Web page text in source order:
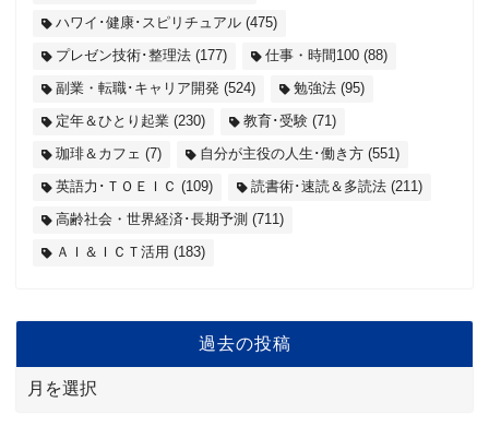
ハワイ･健康･スピリチュアル (475)
プレゼン技術･整理法 (177) 仕事・時間100 (88)
副業・転職･キャリア開発 (524) 勉強法 (95)
定年＆ひとり起業 (230) 教育･受験 (71)
珈琲＆カフェ (7) 自分が主役の人生･働き方 (551)
英語力･ＴＯＥＩＣ (109) 読書術･速読＆多読法 (211)
高齢社会・世界経済･長期予測 (711)
ＡＩ＆ＩＣＴ活用 (183)
過去の投稿